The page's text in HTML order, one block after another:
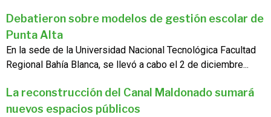
Debatieron sobre modelos de gestión escolar de
Punta Alta
En la sede de la Universidad Nacional Tecnológica Facultad
Regional Bahía Blanca, se llevó a cabo el 2 de diciembre...
La reconstrucción del Canal Maldonado sumará
nuevos espacios públicos